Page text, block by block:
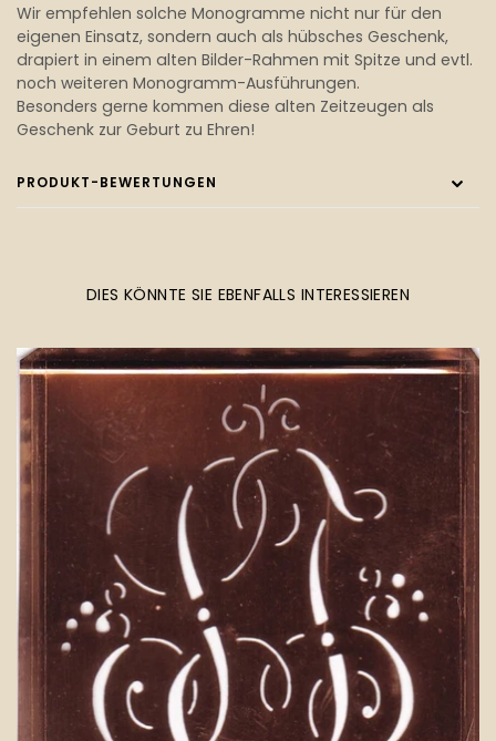
Wir empfehlen solche Monogramme nicht nur für den
eigenen Einsatz, sondern auch als hübsches Geschenk,
drapiert in einem alten Bilder-Rahmen mit Spitze und evtl.
noch weiteren Monogramm-Ausführungen.
Besonders gerne kommen diese alten Zeitzeugen als
Geschenk zur Geburt zu Ehren!
PRODUKT-BEWERTUNGEN
DIES KÖNNTE SIE EBENFALLS INTERESSIEREN